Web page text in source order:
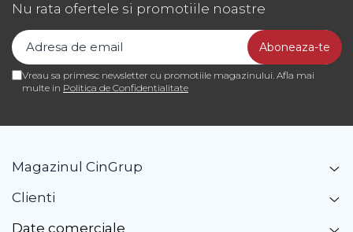
Nu rata ofertele si promotiile noastre
Vreau sa primesc newsletter cu promotiile magazinului. Afla mai
multe in Politica de Confidentialitate
Magazinul CinGrup
Clienti
Date comerciale